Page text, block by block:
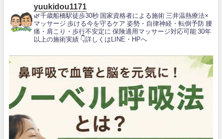
yuukidou1171
🌿千歳船橋駅徒歩30秒 国家資格者による施術 三井温熱療法×
マッサージ 歩ける今を守るケア 姿勢・自律神経・転倒予防 腰
痛・肩こり・歩行不安定に 保険適用マッサージ対応可能 30年
以上の施術実績 👇詳しくはLINE・HPへ